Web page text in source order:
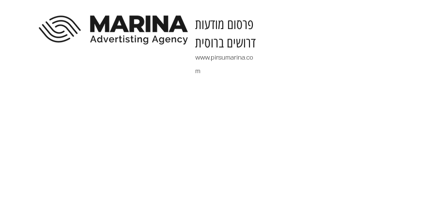
​פרסום מודעות
דרושים ברוסית
www.pirsumarina.co
m